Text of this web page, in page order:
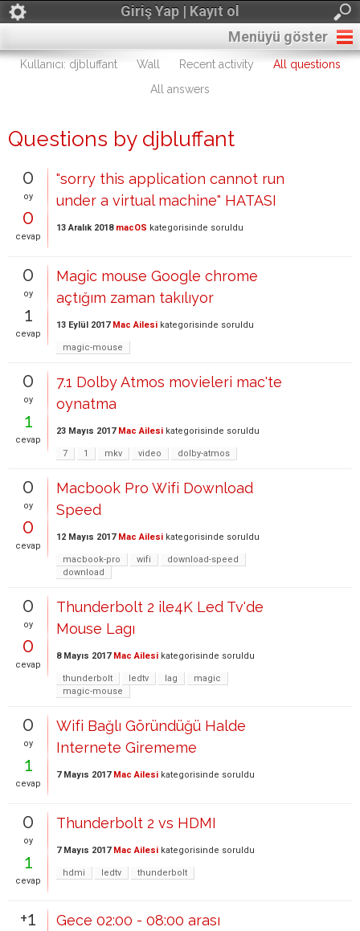
Giriş Yap | Kayıt ol
Menüyü göster
Kullanıcı: djbluffant Wall Recent activity
All questions
All answers
Questions by djbluffant
0
oy
0
cevap
"sorry this application cannot run
under a virtual machine" HATASI
13 Aralık 2018 macOS kategorisinde soruldu
0
oy
1
cevap
Magic mouse Google chrome
açtığım zaman takılıyor
13 Eylül 2017 Mac Ailesi kategorisinde soruldu
magic-mouse
0
oy
1
cevap
7.1 Dolby Atmos movieleri mac'te
oynatma
23 Mayıs 2017 Mac Ailesi kategorisinde soruldu
7 1 mkv video dolby-atmos
0
oy
0
cevap
Macbook Pro Wifi Download
Speed
12 Mayıs 2017 Mac Ailesi kategorisinde soruldu
macbook-pro wifi
download-speed
download
0
oy
0
cevap
Thunderbolt 2 ile4K Led Tv'de
Mouse Lagı
8 Mayıs 2017 Mac Ailesi kategorisinde soruldu
thunderbolt ledtv lag
magic
magic-mouse
0
oy
1
cevap
Wifi Bağlı Göründüğü Halde
Internete Girememe
7 Mayıs 2017 Mac Ailesi kategorisinde soruldu
0
oy
1
cevap
Thunderbolt 2 vs HDMI
7 Mayıs 2017 Mac Ailesi kategorisinde soruldu
hdmi ledtv thunderbolt
+1
Gece 02:00 - 08:00 arası